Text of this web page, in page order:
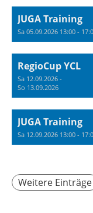
JUGA Training
Sa 05.09.2026 13:00 -
RegioCup YCL
Sa 12.09.2026 -
So 13.09.2026
JUGA Training
Sa 12.09.2026 13:00 -
Weitere Einträge